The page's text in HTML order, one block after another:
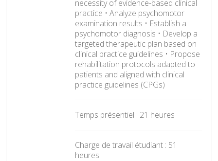
necessity of evidence-based clinical
practice • Analyze psychomotor
examination results • Establish a
psychomotor diagnosis • Develop a
targeted therapeutic plan based on
clinical practice guidelines • Propose
rehabilitation protocols adapted to
patients and aligned with clinical
practice guidelines (CPGs)
Temps présentiel : 21 heures
Charge de travail étudiant : 51
heures